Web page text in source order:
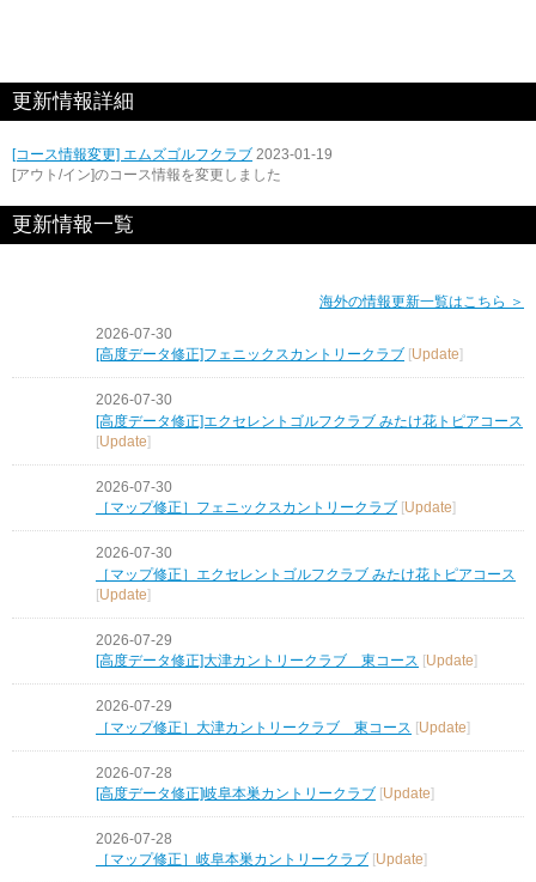
更新情報詳細
[コース情報変更] エムズゴルフクラブ 2023-01-19
[アウト/イン]のコース情報を変更しました
更新情報一覧
海外の情報更新一覧はこちら ＞
2026-07-30
[高度データ修正]フェニックスカントリークラブ
Update
2026-07-30
[高度データ修正]エクセレントゴルフクラブ みたけ花トピアコース
[Update]
2026-07-30
［マップ修正］フェニックスカントリークラブ [Update]
2026-07-30
［マップ修正］エクセレントゴルフクラブ みたけ花トピアコース
[Update]
2026-07-29
[高度データ修正]大津カントリークラブ 東コース [Update]
2026-07-29
［マップ修正］大津カントリークラブ 東コース [Update]
2026-07-28
[高度データ修正]岐阜本巣カントリークラブ [Update]
2026-07-28
［マップ修正］岐阜本巣カントリークラブ
Update